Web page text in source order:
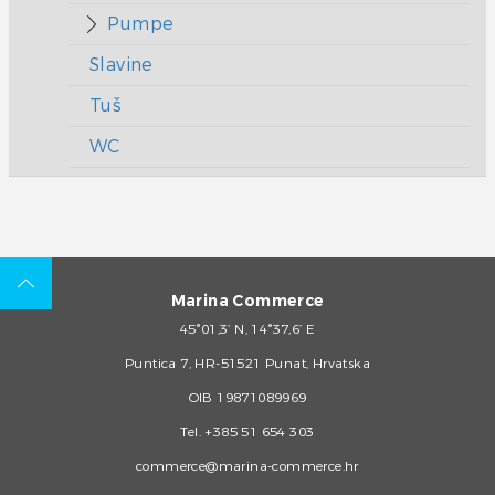
Pumpe
Slavine
Tuš
WC
Marina Commerce
45°01,3’ N, 14°37,6’ E
Puntica 7, HR-51521 Punat, Hrvatska
OIB 19871089969
Tel. +385 51 654 303
commerce@marina-commerce.hr